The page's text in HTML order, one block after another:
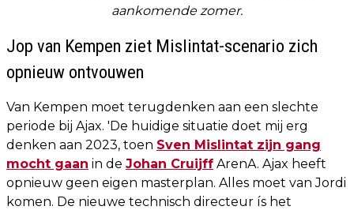
aankomende zomer.
Jop van Kempen ziet Mislintat-scenario zich
opnieuw ontvouwen
Van Kempen moet terugdenken aan een slechte
periode bij Ajax. 'De huidige situatie doet mij erg
denken aan 2023, toen Sven Mislintat zijn gang
mocht gaan in de Johan Cruijff ArenA. Ajax heeft
opnieuw geen eigen masterplan. Alles moet van Jordi
komen. De nieuwe technisch directeur ís het